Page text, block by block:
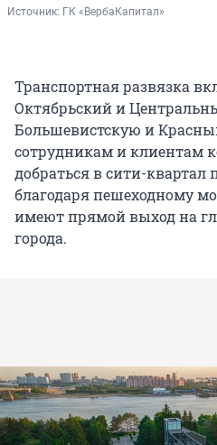
Источник: ГК «ВербаКапитал»
Транспортная развязка
Октябрьский и
Большевистскую и
сотрудникам и клиентам
добраться в сити-
благодаря пешеходному
имеют прямой выход на
города.